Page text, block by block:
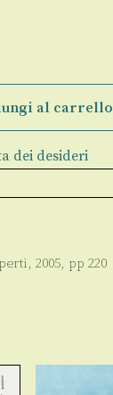
al carrello
dei desideri
, 2005, pp 220